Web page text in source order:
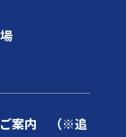
ご案内 （※追